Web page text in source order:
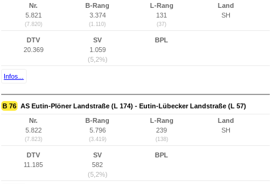
Nr.
5.821
(7.820)
B-Rang
3.374
(1.110)
L-Rang
131
(37)
Land
SH
DTV
20.369
SV
1.059
(5,2%)
BPL
Infos...
B 76 AS Eutin-Plöner Landstraße (L 174) - Eutin-Lübecker Landstraße (L 57)
Nr.
5.822
(7.823)
B-Rang
5.796
(3.419)
L-Rang
239
(138)
Land
SH
DTV
11.185
SV
582
(5,2%)
BPL